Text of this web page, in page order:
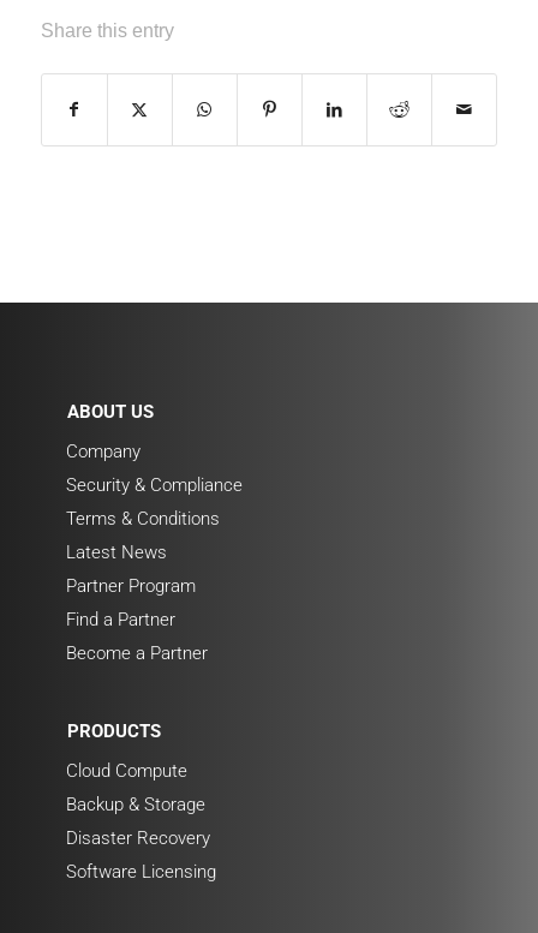
Share this entry
ABOUT US
Company
Security & Compliance
Terms & Conditions
Latest News
Partner Program
Find a Partner
Become a Partner
PRODUCTS
Cloud Compute
Backup & Storage
Disaster Recovery
Software Licensing